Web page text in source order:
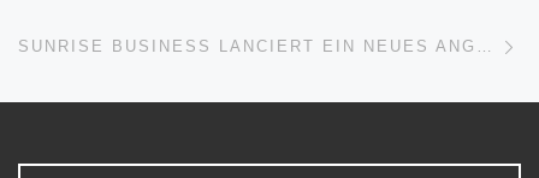
SUNRISE BUSINESS LANCIERT EIN NEUES ANGEBOT FÜR START-UPS